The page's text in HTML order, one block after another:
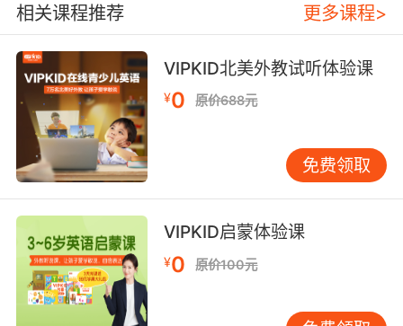
时，分辨“b”和“p”、“s”和“th”等细微发音差别，是
对听觉辨音能力的极佳训练，这对未来学习乐器
乃至语文拼音都大有裨益。 再者，它建立宝贵的
学习自信。当孩子听懂一句简单指令，唱出一首
英文童谣时，脸上“我做到了！”的骄傲光芒，是
任何奖励都无法替代的。这种“我能行”的积极自
我认知，会迁移到其他学习领域，成为面对挑战
时的内在动力。 或许有家长问：“我英语不好，怎
么创造环境？必须报班吗？”并非如此。家庭启蒙
的核心在于“陪伴”与“互动”，而非“教学”。家长无
需成为英语老师。 在家可以从“听、玩、读”入
手： “听”是基础，重在“浸润”。每天15-20分钟，
在孩子玩耍、吃饭时，播放旋律优美、重复性高
的英文儿歌（如SuperSimpleSongs）。无需孩
相关课程推荐 更多课程>
VIPKID北美外教试听体验课
¥0 原价688元
免费领取
VIPKID启蒙体验课
¥0 原价100元